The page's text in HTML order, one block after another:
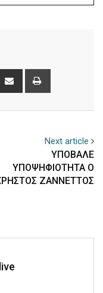
Share
Next article
ΥΠΟΒΑΛΕ
ΥΠΟΨΗΦΙΟΤΗΤΑ Ο
ΖΑΝΝΕΤΤΟΣ